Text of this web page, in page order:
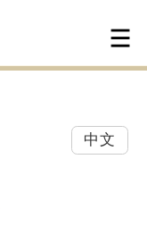
中文